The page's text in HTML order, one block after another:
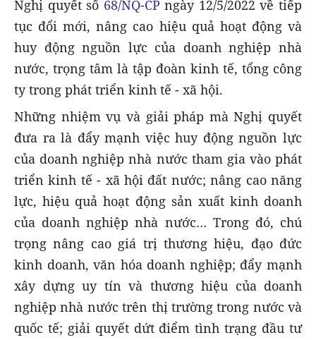
Nghị quyết số 68/NQ-CPngày 12/5/2022 về tiếp
tục đổi mới, nâng cao hiệu quả hoạt động và
huy động nguồn lực của doanh nghiệp nhà
nước, trọng tâm là tập đoàn kinh tế, tổng công
ty trong phát triển kinh tế - xã hội.
Những nhiệm vụ và giải pháp mà Nghị quyết
đưa ra là đẩy mạnh việc huy động nguồn lực
của doanh nghiệp nhà nước tham gia vào phát
triển kinh tế - xã hội đất nước; nâng cao năng
lực, hiệu quả hoạt động sản xuất kinh doanh
của doanh nghiệp nhà nước… Trong đó, chú
trọng nâng cao giá trị thương hiệu, đạo đức
kinh doanh, văn hóa doanh nghiệp; đẩy mạnh
xây dựng uy tín và thương hiệu của doanh
nghiệp nhà nước trên thị trường trong nước và
quốc tế; giải quyết dứt điểm tình trạng đầu tư